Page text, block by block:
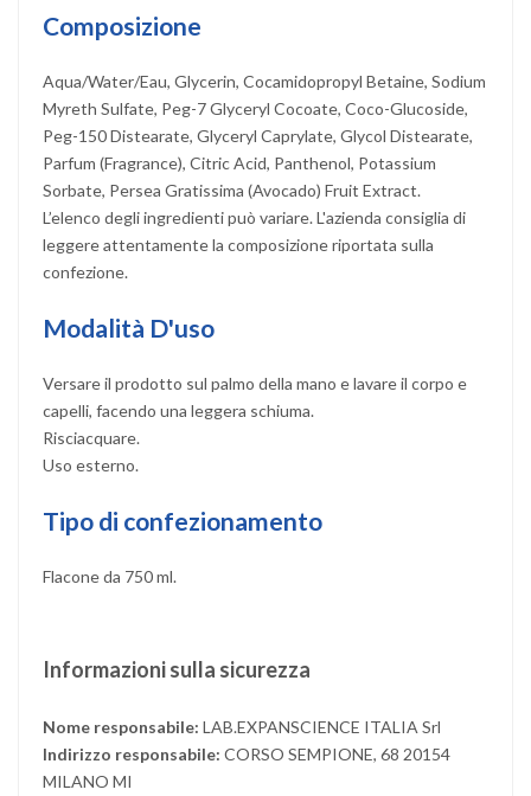
Composizione
Aqua/Water/Eau, Glycerin, Cocamidopropyl Betaine, Sodium
Myreth Sulfate, Peg-7 Glyceryl Cocoate, Coco-Glucoside,
Peg-150 Distearate, Glyceryl Caprylate, Glycol Distearate,
Parfum (Fragrance), Citric Acid, Panthenol, Potassium
Sorbate, Persea Gratissima (Avocado) Fruit Extract.
L’elenco degli ingredienti può variare. L'azienda consiglia di
leggere attentamente la composizione riportata sulla
confezione.
Modalità D'uso
Versare il prodotto sul palmo della mano e lavare il corpo e
capelli, facendo una leggera schiuma.
Risciacquare.
Uso esterno.
Tipo di confezionamento
Flacone da 750 ml.
Informazioni sulla sicurezza
Nome responsabile: LAB.EXPANSCIENCE ITALIA Srl
Indirizzo responsabile: CORSO SEMPIONE, 68 20154
MILANO MI